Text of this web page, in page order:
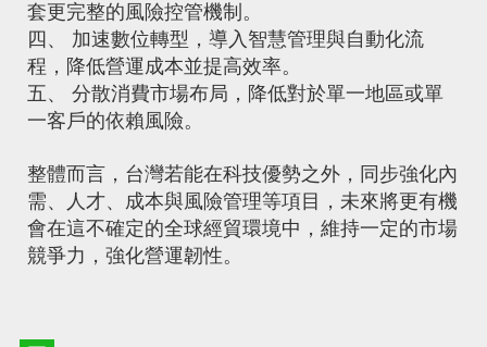
套更完整的風險控管機制。
四、 加速數位轉型，導入智慧管理與自動化流
程，降低營運成本並提高效率。
五、 分散消費市場布局，降低對於單一地區或單
一客戶的依賴風險。
整體而言，台灣若能在科技優勢之外，同步強化內
需、人才、成本與風險管理等項目，未來將更有機
會在這不確定的全球經貿環境中，維持一定的市場
競爭力，強化營運韌性。